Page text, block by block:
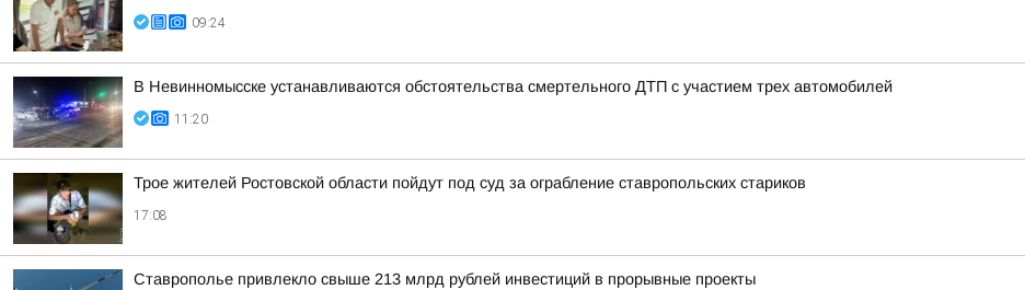
09:24
В Невинномысске устанавливаются обстоятельства смертельного ДТП с участием трех автомобилей
11:20
Трое жителей Ростовской области пойдут под суд за ограбление ставропольских стариков
17:08
Ставрополье привлекло свыше 213 млрд рублей инвестиций в прорывные проекты